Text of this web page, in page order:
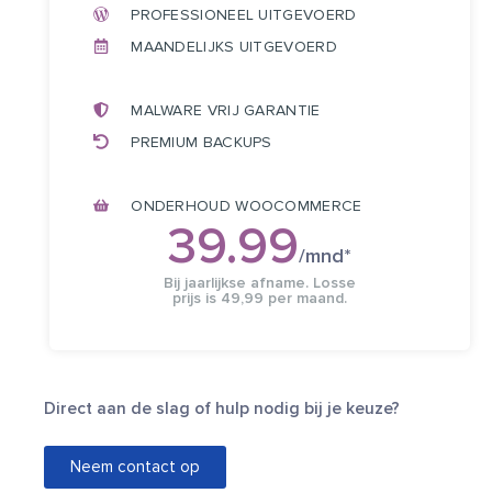
PROFESSIONEEL UITGEVOERD
MAANDELIJKS UITGEVOERD
MALWARE VRIJ GARANTIE
PREMIUM BACKUPS
ONDERHOUD WOOCOMMERCE
39.99/mnd​*
Bij jaarlijkse afname. Losse
prijs is 49,99 per maand.
Direct aan de slag of hulp nodig bij je keuze?
Neem contact op